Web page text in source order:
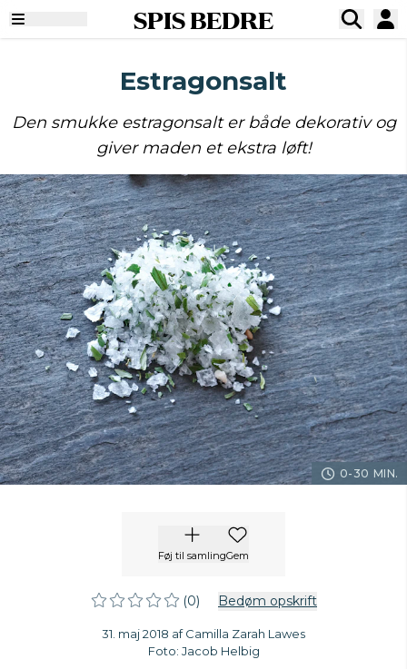
SPIS BEDRE
Estragonsalt
Den smukke estragonsalt er både dekorativ og
giver maden et ekstra løft!
0-30 MIN.
Føj til samlingGem
(0) Bedøm opskrift
31. maj 2018 af Camilla Zarah Lawes
Foto: Jacob Helbig